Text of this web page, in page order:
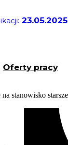
23.05.2025
Oferty pracy